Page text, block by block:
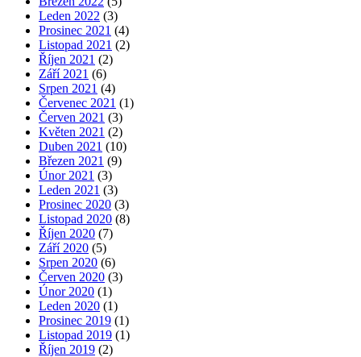
Leden 2022 (3)
Prosinec 2021 (4)
Listopad 2021 (2)
Říjen 2021 (2)
Září 2021 (6)
Srpen 2021 (4)
Červenec 2021 (1)
Červen 2021 (3)
Květen 2021 (2)
Duben 2021 (10)
Březen 2021 (9)
Únor 2021 (3)
Leden 2021 (3)
Prosinec 2020 (3)
Listopad 2020 (8)
Říjen 2020 (7)
Září 2020 (5)
Srpen 2020 (6)
Červen 2020 (3)
Únor 2020 (1)
Leden 2020 (1)
Prosinec 2019 (1)
Listopad 2019 (1)
Říjen 2019 (2)